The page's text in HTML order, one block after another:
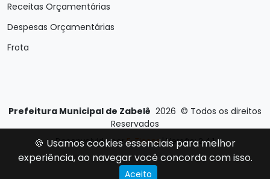
Receitas Orçamentárias
Despesas Orçamentárias
Frota
Prefeitura Municipal de Zabelê 2026 © Todos os direitos
Reservados
Desenvolvido porE-Ticons| Versão: 2.4.1
🍪 Usamos cookies essenciais para melhor
experiência, ao navegar você concorda com isso.
Aceito